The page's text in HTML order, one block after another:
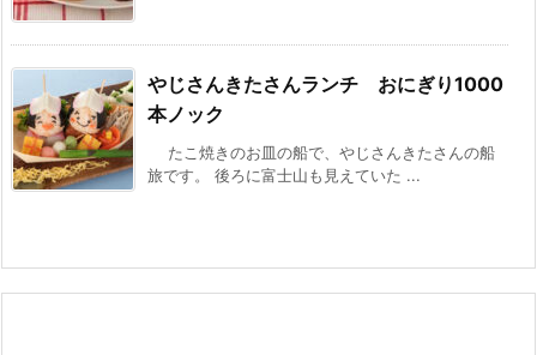
やじさんきたさんランチ おにぎり1000
本ノック
たこ焼きのお皿の船で、やじさんきたさんの船
旅です。 後ろに富士山も見えていた ...